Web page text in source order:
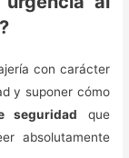
con carácter
y suponer cómo
seguridad que
absolutamente